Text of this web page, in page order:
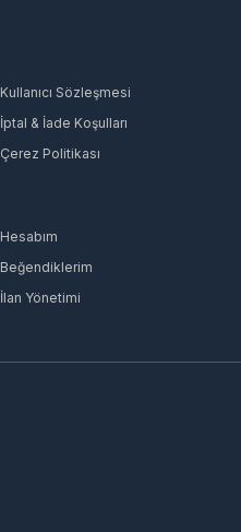
Kullanıcı Sözleşmesi
İptal & İade Koşulları
Çerez Politikası
Hesabım
Beğendiklerim
İlan Yönetimi